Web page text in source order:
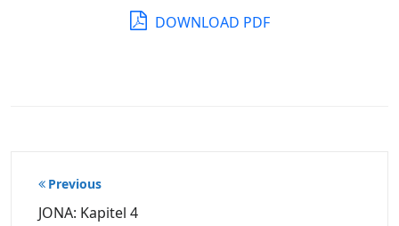
DOWNLOAD PDF
Beitragsnavigation
Previous
JONA: Kapitel 4